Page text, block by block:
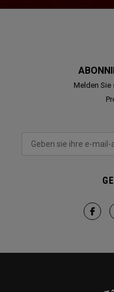
Melden Sie